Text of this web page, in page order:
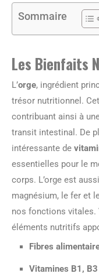
Sommaire
Les Bienfaits
L’orge, ingrédient
trésor nutritionnel.
contribuant ainsi à
transit intestinal. De
intéressante de
essentielles pour le
corps. L’orge est
magnésium, le fer et
nos fonctions vitales.
éléments nutritifs
Fibres
Vitamines B1,